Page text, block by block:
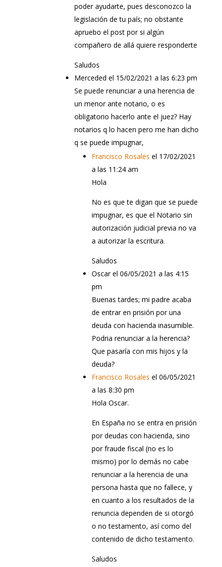
poder ayudarte, pues desconozco la
legislación de tu país; no obstante
apruebo el post por si algún
compañero de allá quiere responderte
Saludos
Merceded el 15/02/2021 a las 6:23 pm
Se puede renunciar a una herencia de
un menor ante notario, o es
obligatorio hacerlo ante el juez? Hay
notarios q lo hacen pero me han dicho
q se puede impugnar,
Francisco Rosales el 17/02/2021
a las 11:24 am
Hola
No es que te digan que se puede
impugnar, es que el Notario sin
autorización judicial previa no va
a autorizar la escritura.
Saludos
Oscar el 06/05/2021 a las 4:15
pm
Buenas tardes; mi padre acaba
de entrar en prisión por una
deuda con hacienda inasumible.
Podria renunciar a la herencia?
Que pasaría con mis hijos y la
deuda?
Francisco Rosales el 06/05/2021
a las 8:30 pm
Hola Oscar.
En España no se entra en prisión
por deudas con hacienda, sino
por fraude fiscal (no es lo
mismo) por lo demás no cabe
renunciar a la herencia de una
persona hasta que no fallece, y
en cuanto a los resultados de la
renuncia dependen de si otorgó
o no testamento, así como del
contenido de dicho testamento.
Saludos